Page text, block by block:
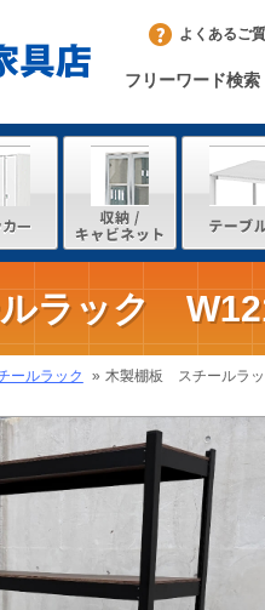
よくあるご
フリーワード検索
ラック
ールラック 木製棚板 スチールラ